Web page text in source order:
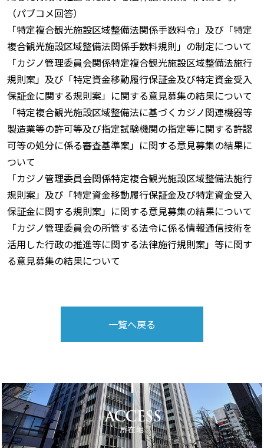
（パブコメ回答）
「特定複合観光施設区域整備法関係手数料令」及び「特定
複合観光施設区域整備法関係手数料規則」の制定について
「カジノ管理委員会関係特定複合観光施設区域整備法施行
規則案」及び「特定資金移動履行保証金及び特定資金受入
保証金に関する規則案」に関する意見募集の結果について
「特定複合観光施設区域整備法に基づくカジノ関連機器等
製造業等の許可等及び指定試験機関の指定等に関する許認
可等の処分に係る審査基準案」に関する意見募集の結果に
ついて
「カジノ管理委員会関係特定複合観光施設区域整備法施行
規則案」及び「特定資金移動履行保証金及び特定資金受入
保証金に関する規則案」に関する意見募集の結果について
「カジノ管理委員会の所管する法令に係る情報通信技術を
活用した行政の推進等に関する法律施行規則案」等に関す
る意見募集の結果について
一覧へ戻る